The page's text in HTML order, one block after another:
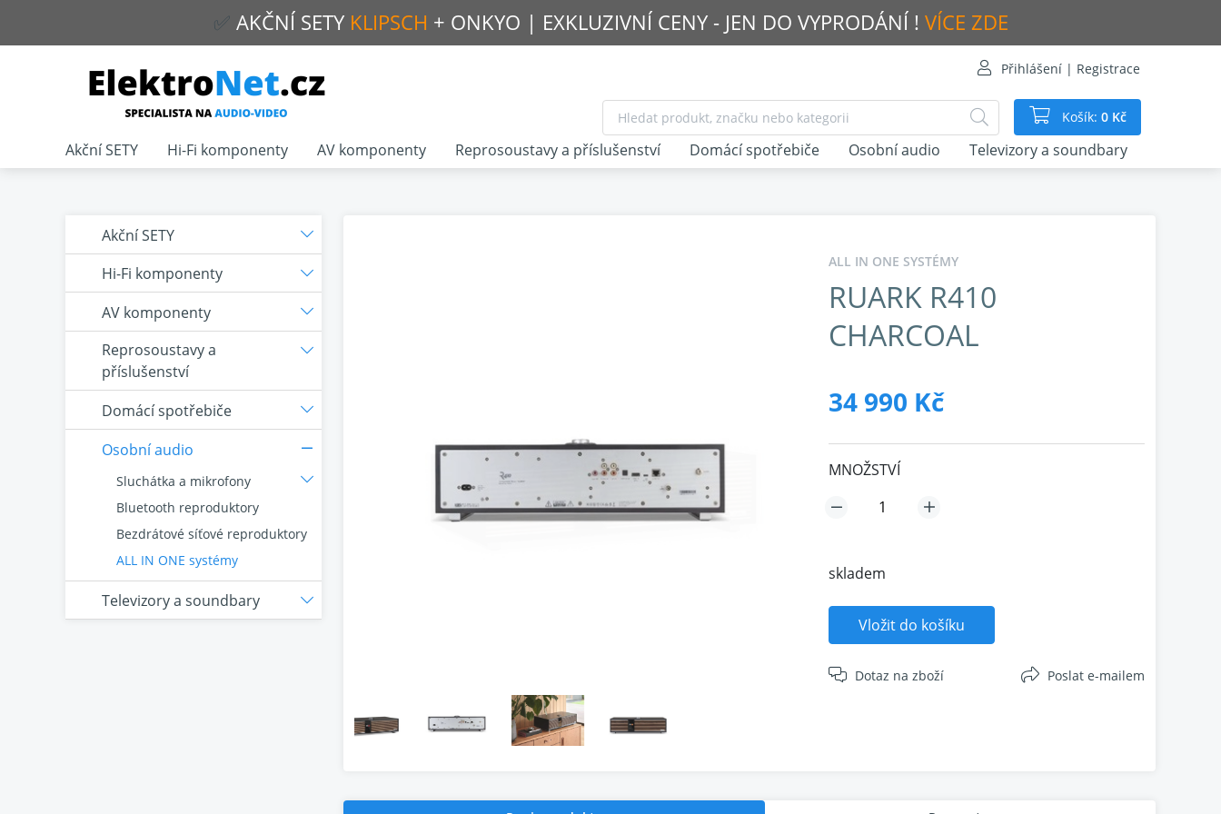
✅ AKČNÍ SETY KLIPSCH + ONKYO | EXKLUZIVNÍ CENY - JEN DO VYPRODÁNÍ ! VÍCE ZDE
Přihlášení | Registrace
Košík: 0 Kč
ALL IN ONE SYSTÉMY
RUARK R410
CHARCOAL
34 990 Kč
MNOŽSTVÍ
skladem
Vložit do košíku
Dotaz na zboží Poslat e-mailem
Akční SETY
Hi-Fi komponenty
AV komponenty
Reprosoustavy a
příslušenství
Domácí spotřebiče
Osobní audio
Sluchátka a mikrofony
Bluetooth reproduktory
Bezdrátové síťové reproduktory
ALL IN ONE systémy
Televizory a soundbary
Akční SETY Hi-Fi komponenty AV komponenty Reprosoustavy a příslušenství Domácí spotřebiče Osobní audio Televizory a soundbary